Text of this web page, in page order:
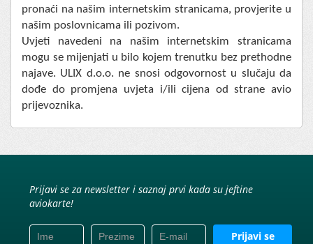
pronaći na našim internetskim stranicama, provjerite u
našim poslovnicama ili pozivom.
Uvjeti navedeni na našim internetskim stranicama
mogu se mijenjati u bilo kojem trenutku bez prethodne
najave. ULIX d.o.o. ne snosi odgovornost u slučaju da
dođe do promjena uvjeta i/ili cijena od strane avio
prijevoznika.
Prijavi se za newsletter i saznaj prvi kada su jeftine
aviokarte!
Prijavi se